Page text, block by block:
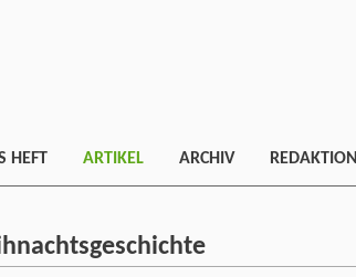
HEFT ARTIKEL ARCHIV REDAKTION